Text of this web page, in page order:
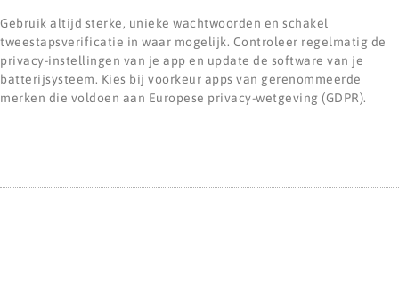
Gebruik altijd sterke, unieke wachtwoorden en schakel
tweestapsverificatie in waar mogelijk. Controleer regelmatig de
privacy-instellingen van je app en update de software van je
batterijsysteem. Kies bij voorkeur apps van gerenommeerde
merken die voldoen aan Europese privacy-wetgeving (GDPR).